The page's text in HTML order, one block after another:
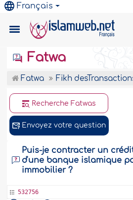
Français
Fatwa
Fatwa Fikh
Recherche Fatwas
Envoyez votre question
Puis-je contracter un
d'une banque islamique
immobilier ?
532756